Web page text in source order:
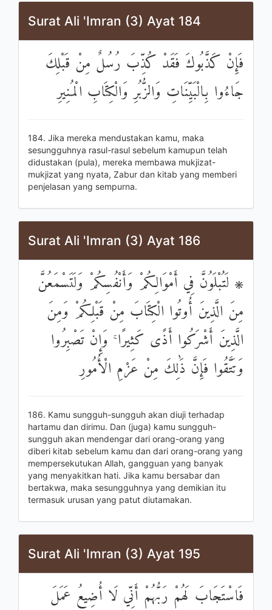
Surat Ali 'Imran (3) Ayat 184
فَإِنْ كَذَّبُوكَ فَقَدْ كُذِّبَ رُسُلٌ مِنْ قَبْلِكَ
جَاءُوا بِالْبَيِّنَاتِ وَالزُّبُرِ وَالْكِتَابِ الْمُنِيرِ
184. Jika mereka mendustakan kamu, maka
sesungguhnya rasul-rasul sebelum kamupun telah
didustakan (pula), mereka membawa mukjizat-
mukjizat yang nyata, Zabur dan kitab yang memberi
penjelasan yang sempurna.
Surat Ali 'Imran (3) Ayat 186
۞ لَتُبْلَوُنَّ فِي أَمْوَالِكُمْ وَأَنْفُسِكُمْ وَلَتَسْمَعُنَّ
مِنَ الَّذِينَ أُوتُوا الْكِتَابَ مِنْ قَبْلِكُمْ وَمِنَ
الَّذِينَ أَشْرَكُوا أَذًى كَثِيرًا ۚ وَإِنْ تَصْبِرُوا
وَتَتَّقُوا فَإِنَّ ذَٰلِكَ مِنْ عَزْمِ الْأُمُورِ
186. Kamu sungguh-sungguh akan diuji terhadap
hartamu dan dirimu. Dan (juga) kamu sungguh-
sungguh akan mendengar dari orang-orang yang
diberi kitab sebelum kamu dan dari orang-orang yang
mempersekutukan Allah, gangguan yang banyak
yang menyakitkan hati. Jika kamu bersabar dan
bertakwa, maka sesungguhnya yang demikian itu
termasuk urusan yang patut diutamakan.
Surat Ali 'Imran (3) Ayat 195
فَاسْتَجَابَ لَهُمْ رَبُّهُمْ أَنِّي لَا أُضِيعُ عَمَلَ